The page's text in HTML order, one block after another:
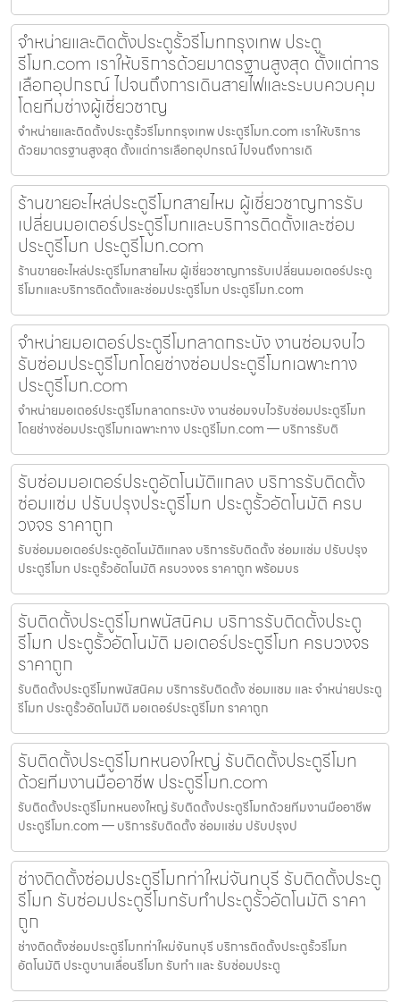
จำหน่ายและติดตั้งประตูรั้วรีโมทกรุงเทพ ประตู
รีโมท.com เราให้บริการด้วยมาตรฐานสูงสุด ตั้งแต่การ
เลือกอุปกรณ์ ไปจนถึงการเดินสายไฟและระบบควบคุม
โดยทีมช่างผู้เชี่ยวชาญ
จำหน่ายและติดตั้งประตูรั้วรีโมทกรุงเทพ ประตูรีโมท.com เราให้บริการ
ด้วยมาตรฐานสูงสุด ตั้งแต่การเลือกอุปกรณ์ ไปจนถึงการเดิ
ร้านขายอะไหล่ประตูรีโมทสายไหม ผู้เชี่ยวชาญการรับ
เปลี่ยนมอเตอร์ประตูรีโมทและบริการติดตั้งและซ่อม
ประตูรีโมท ประตูรีโมท.com
ร้านขายอะไหล่ประตูรีโมทสายไหม ผู้เชี่ยวชาญการรับเปลี่ยนมอเตอร์ประตู
รีโมทและบริการติดตั้งและซ่อมประตูรีโมท ประตูรีโมท.com
จำหน่ายมอเตอร์ประตูรีโมทลาดกระบัง งานซ่อมจบไว
รับซ่อมประตูรีโมทโดยช่างซ่อมประตูรีโมทเฉพาะทาง
ประตูรีโมท.com
จำหน่ายมอเตอร์ประตูรีโมทลาดกระบัง งานซ่อมจบไวรับซ่อมประตูรีโมท
โดยช่างซ่อมประตูรีโมทเฉพาะทาง ประตูรีโมท.com — บริการรับติ
รับซ่อมมอเตอร์ประตูอัตโนมัติแกลง บริการรับติดตั้ง
ซ่อมแซ่ม ปรับปรุงประตูรีโมท ประตูรั้วอัตโนมัติ ครบ
วงจร ราคาถูก
รับซ่อมมอเตอร์ประตูอัตโนมัติแกลง บริการรับติดตั้ง ซ่อมแซ่ม ปรับปรุง
ประตูรีโมท ประตูรั้วอัตโนมัติ ครบวงจร ราคาถูก พร้อมบร
รับติดตั้งประตูรีโมทพนัสนิคม บริการรับติดตั้งประตู
รีโมท ประตูรั้วอัตโนมัติ มอเตอร์ประตูรีโมท ครบวงจร
ราคาถูก
รับติดตั้งประตูรีโมทพนัสนิคม บริการรับติดตั้ง ซ่อมแซม และ จำหน่ายประตู
รีโมท ประตูรั้วอัตโนมัติ มอเตอร์ประตูรีโมท ราคาถูก
รับติดตั้งประตูรีโมทหนองใหญ่ รับติดตั้งประตูรีโมท
ด้วยทีมงานมืออาชีพ ประตูรีโมท.com
รับติดตั้งประตูรีโมทหนองใหญ่ รับติดตั้งประตูรีโมทด้วยทีมงานมืออาชีพ
ประตูรีโมท.com — บริการรับติดตั้ง ซ่อมแซ่ม ปรับปรุงป
ช่างติดตั้งซ่อมประตูรีโมทท่าใหม่จันทบุรี รับติดตั้งประตู
รีโมท รับซ่อมประตูรีโมทรับทำประตูรั้วอัตโนมัติ ราคา
ถูก
ช่างติดตั้งซ่อมประตูรีโมทท่าใหม่จันทบุรี บริการติดตั้งประตูรั้วรีโมท
อัตโนมัติ ประตูบานเลื่อนรีโมท รับทำ และ รับซ่อมประตู